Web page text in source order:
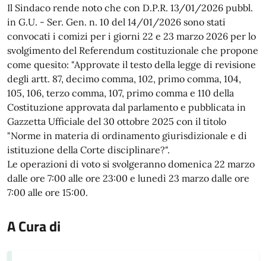
Il Sindaco rende noto che con D.P.R. 13/01/2026 pubbl.
in G.U. - Ser. Gen. n. 10 del 14/01/2026 sono stati
convocati i comizi per i giorni 22 e 23 marzo 2026 per lo
svolgimento del Referendum costituzionale che propone
come quesito: "Approvate il testo della legge di revisione
degli artt. 87, decimo comma, 102, primo comma, 104,
105, 106, terzo comma, 107, primo comma e 110 della
Costituzione approvata dal parlamento e pubblicata in
Gazzetta Ufficiale del 30 ottobre 2025 con il titolo
"Norme in materia di ordinamento giurisdizionale e di
istituzione della Corte disciplinare?".
Le operazioni di voto si svolgeranno domenica 22 marzo
dalle ore 7:00 alle ore 23:00 e lunedì 23 marzo dalle ore
7:00 alle ore 15:00.
A Cura di